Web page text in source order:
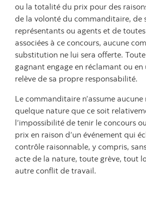
ou la totalité du prix pour des
de la volonté du commanditaire, de
représentants ou agents et de
associées à ce concours, aucune
substitution ne lui sera offerte. Toute
gagnant engage en réclamant ou
relève de sa propre responsabilité.
Le commanditaire n’assume
quelque nature que ce soit
l’impossibilité de tenir le concours
prix en raison d’un événement qui
contrôle raisonnable, y compris,
acte de la nature, toute grève, tout
autre conflit de travail.